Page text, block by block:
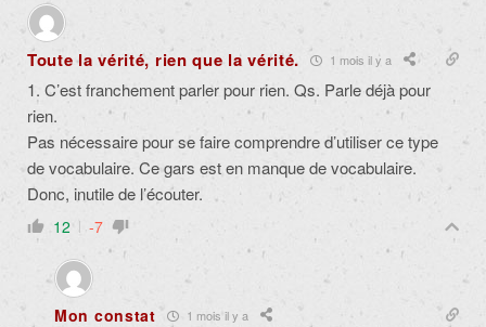
Toute la vérité, rien que la vérité. 1 mois il y a
1. C’est franchement parler pour rien. Qs. Parle déjà pour
rien.
Pas nécessaire pour se faire comprendre d’utiliser ce type
de vocabulaire. Ce gars est en manque de vocabulaire.
Donc, inutile de l’écouter.
12 -7
Mon constat 1 mois il y a